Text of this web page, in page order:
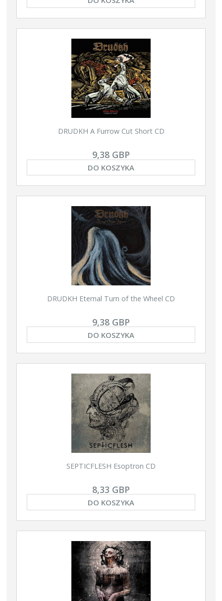
DRUDKH A Furrow Cut Short CD
9,38 GBP
DO KOSZYKA
DRUDKH Eternal Turn of the Wheel CD
9,38 GBP
DO KOSZYKA
SEPTICFLESH Esoptron CD
8,33 GBP
DO KOSZYKA